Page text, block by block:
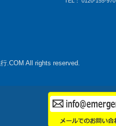
.COM All rights reserved.